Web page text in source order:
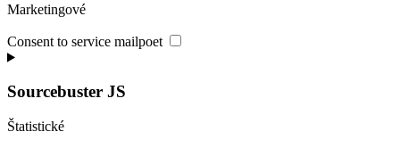
Marketingové
Consent to service mailpoet
Sourcebuster JS
Štatistické